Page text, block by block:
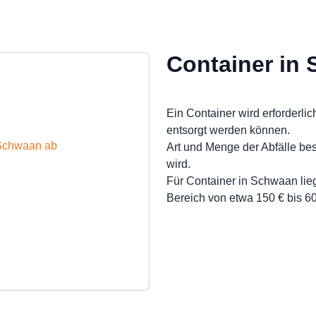
ab
Container in
Ein Container wird
entsorgt werden können.
Art und Menge der Abfälle
wird.
Für Container in Schwaan
Bereich von etwa 150 € bis